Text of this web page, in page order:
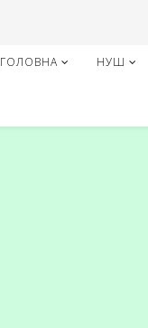
ГОЛОВНА НУШ